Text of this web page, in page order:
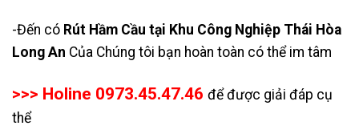
-Đến có Rút Hầm Cầu tại Khu Công Nghiệp Thái Hòa
Long An Của Chúng tôi bạn hoàn toàn có thể im tâm
>>> Holine 0973.45.47.46 để được giải đáp cụ
thể